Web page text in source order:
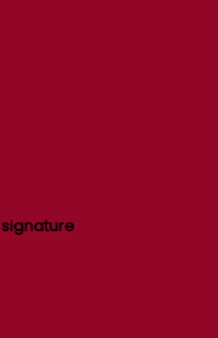
signature